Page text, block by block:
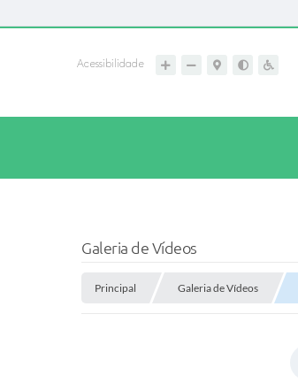
Acessibilidade
Galeria de Vídeos
Principal Galeria de Vídeos